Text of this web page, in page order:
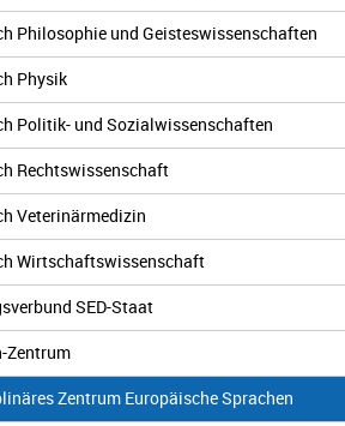
Philosophie und Geisteswissenschaften
Physik
Politik- und Sozialwissenschaften
Rechtswissenschaft
Veterinärmedizin
Wirtschaftswissenschaft
SED-Staat
Zentrum
Zentrum Europäische Sprachen